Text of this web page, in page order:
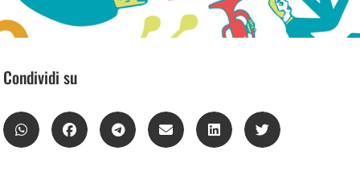
Condividi su